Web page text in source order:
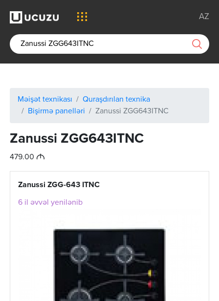
AZ
Məişət texnikası
Quraşdırılan texnika
Bişirmə panelləri
Zanussi ZGG643ITNC
Zanussi ZGG643ITNC
479.00 M
Zanussi ZGG-643 ITNC
6 il əvvəl yenilənib